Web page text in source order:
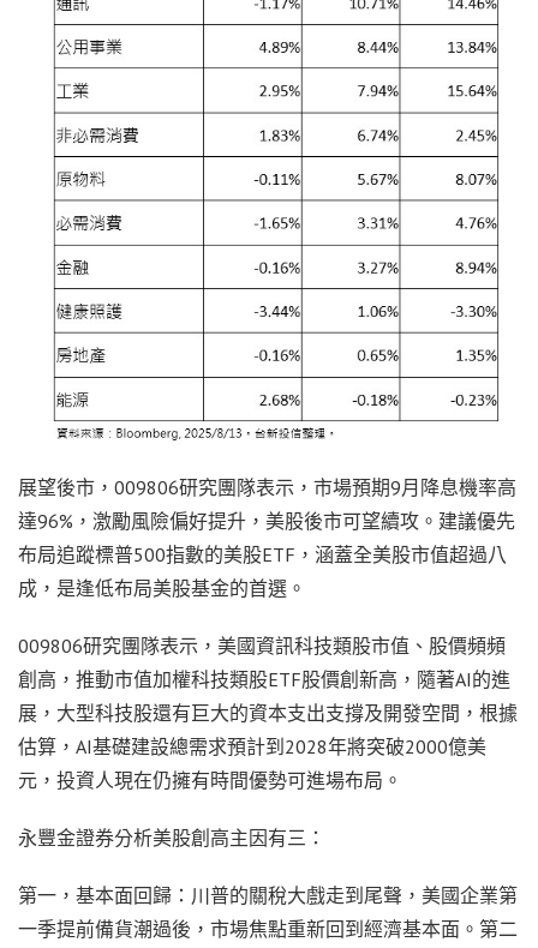
展望後市，009806研究團隊表示，市場預期9月降息機率高
達96%，激勵風險偏好提升，美股後市可望續攻。建議優先
布局追蹤標普500指數的美股ETF，涵蓋全美股市值超過八
成，是逢低布局美股基金的首選。
009806研究團隊表示，美國資訊科技類股市值、股價頻頻
創高，推動市值加權科技類股ETF股價創新高，隨著AI的進
展，大型科技股還有巨大的資本支出支撐及開發空間，根據
估算，AI基礎建設總需求預計到2028年將突破2000億美
元，投資人現在仍擁有時間優勢可進場布局。
永豐金證券分析美股創高主因有三：
第一，基本面回歸：川普的關稅大戲走到尾聲，美國企業第
一季提前備貨潮過後，市場焦點重新回到經濟基本面。第二